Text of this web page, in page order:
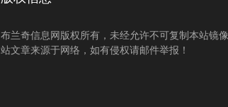
布兰奇信息网版权所有，未经允许不可复制本站镜
站文章来源于网络，如有侵权请邮件举报！